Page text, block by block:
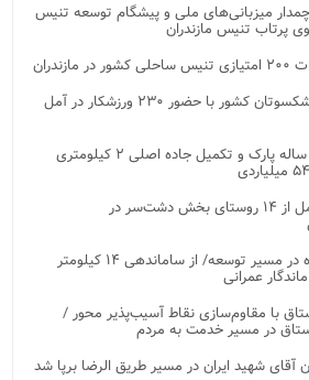
میزبانی‌های ملی و پیشگام توسعه تنیس
پرتاب تنیس مازندران
رقابت‌های کشتی آزاد پیشکسوتان کشور با حضور ۲۳۰ ورزشکار در آمل
پایان پروژه نیمه‌تمام ۱۵ ساله پارک و تکمیل جاده اصلی ۲ کیلومتری
بازدید میدانی فرماندار آمل از ۱۴ روستای بخش دشت‌سر در
چالوس آماده جهشی تازه در مسیر توسعه/ از ساماندهی ۱۴ کیلومتر
عمرانی
با مقاوم‌سازی نقاط آسیب‌پذیر محور /
در مسیر خدمت به مردم